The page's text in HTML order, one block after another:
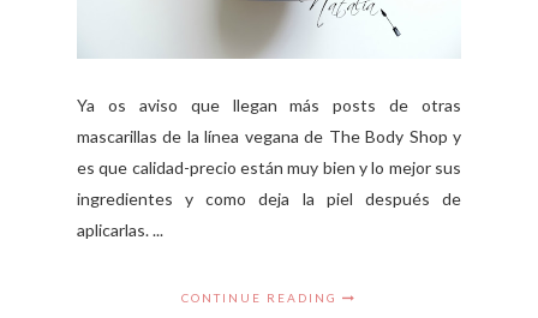
Ya os aviso que llegan más posts de otras
mascarillas de la línea vegana de The Body Shop y
es que calidad-precio están muy bien y lo mejor sus
ingredientes y como deja la piel después de
aplicarlas. ...
CONTINUE READING